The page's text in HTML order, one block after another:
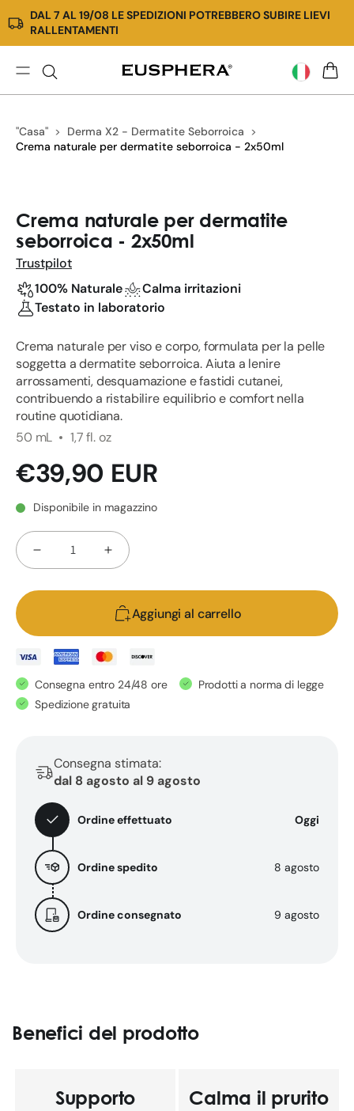
Vai
direttamente
ai
contenuti
DAL 7 AL 19/08 LE SPEDIZIONI POTREBBERO SUBIRE LIEVI
RALLENTAMENTI
|
Crema
la
pelle
"Casa"
Derma X2 - Dermatite Seborroica
Crema naturale per dermatite seborroica - 2x50ml
alle
informazioni
sul
prodotto
Crema naturale per dermatite
seborroica - 2x50ml
Trustpilot
100% Naturale
Calma irritazioni
Testato in laboratorio
Crema naturale per viso e corpo, formulata per la pelle
soggetta a dermatite seborroica. Aiuta a lenire
arrossamenti, desquamazione e fastidi cutanei,
contribuendo a ristabilire equilibrio e comfort nella
routine quotidiana.
50 mL
1,7 fl. oz
Prezzo
di
listino
€39,90 EUR
Disponibile in magazzino
Diminuisci
naturale
per
dermatite
seborroica
-
Aumenta
Crema
naturale
per
dermatite
seborroica
Aggiungi al carrello
Consegna entro 24/48 ore
Prodotti a norma di legge
Spedizione gratuita
Consegna stimata:
dal 8 agosto al 9 agosto
Ordine effettuato Oggi
Ordine spedito 8 agosto
Ordine consegnato 9 agosto
Benefici del prodotto
Supporto
Calma il prurito